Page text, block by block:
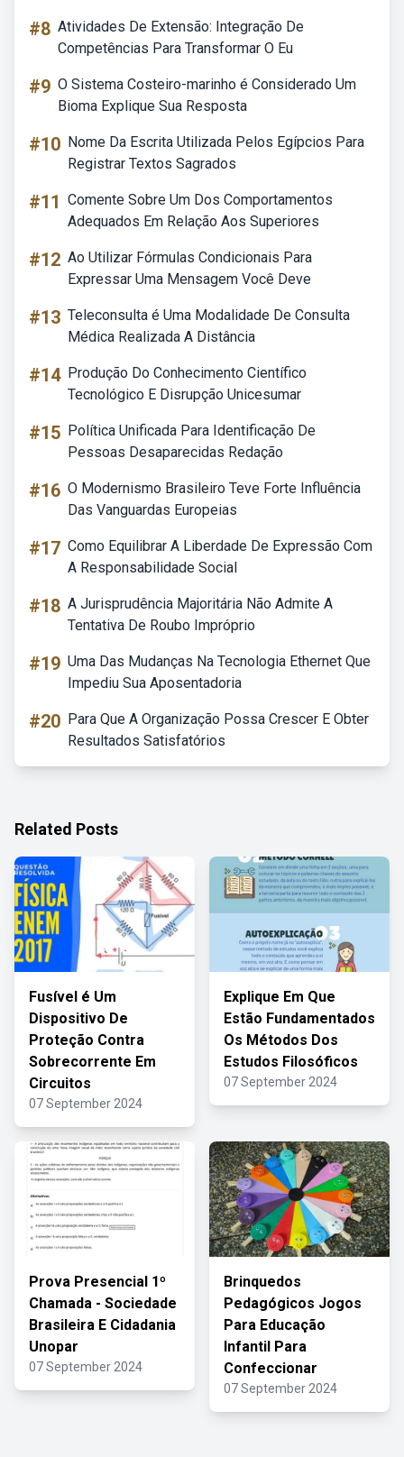
#8 Atividades De Extensão: Integração De
Competências Para Transformar O Eu
#9 O Sistema Costeiro-marinho é Considerado Um
Bioma Explique Sua Resposta
#10 Nome Da Escrita Utilizada Pelos Egípcios Para
Registrar Textos Sagrados
#11 Comente Sobre Um Dos Comportamentos
Adequados Em Relação Aos Superiores
#12 Ao Utilizar Fórmulas Condicionais Para
Expressar Uma Mensagem Você Deve
#13 Teleconsulta é Uma Modalidade De Consulta
Médica Realizada A Distância
#14 Produção Do Conhecimento Científico
Tecnológico E Disrupção Unicesumar
#15 Política Unificada Para Identificação De
Pessoas Desaparecidas Redação
#16 O Modernismo Brasileiro Teve Forte Influência
Das Vanguardas Europeias
#17 Como Equilibrar A Liberdade De Expressão Com
A Responsabilidade Social
#18 A Jurisprudência Majoritária Não Admite A
Tentativa De Roubo Impróprio
#19 Uma Das Mudanças Na Tecnologia Ethernet Que
Impediu Sua Aposentadoria
#20 Para Que A Organização Possa Crescer E Obter
Resultados Satisfatórios
Related Posts
Fusível é Um
Dispositivo De
Proteção Contra
Sobrecorrente Em
Circuitos
07 September 2024
Explique Em Que
Estão Fundamentados
Os Métodos Dos
Estudos Filosóficos
07 September 2024
Prova Presencial 1º
Chamada - Sociedade
Brasileira E Cidadania
Unopar
07 September 2024
Brinquedos
Pedagógicos Jogos
Para Educação
Infantil Para
Confeccionar
07 September 2024